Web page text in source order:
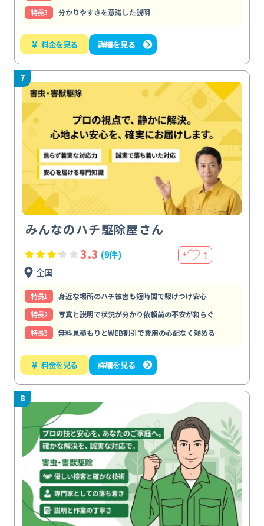
特⻑3
分かりやすさを意識した説明
¥ 料金を見る 詳細を見る
7
みんなのハチ駆除屋さん
3.3 (9件) ＋ 1
全国
特⻑1
身近な場所のハチ被害も短時間で駆けつけ安心
特⻑2
写真と説明で状況が分かり依頼前の不安が和らぐ
特⻑3
無料見積もりとWEB割引で費用の心配なく頼める
¥ 料金を見る 詳細を見る
8